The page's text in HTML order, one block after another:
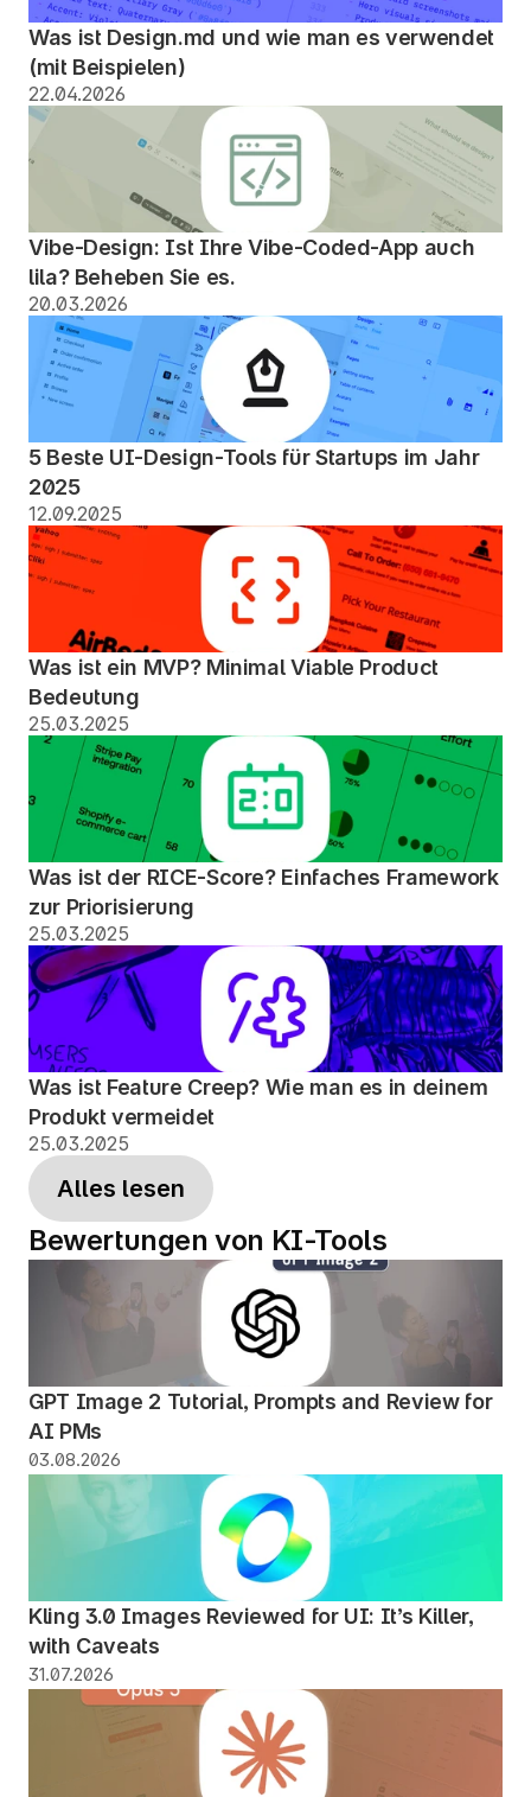
Was ist Design.md und wie man es verwendet
(mit Beispielen)
22.04.2026
Vibe-Design: Ist Ihre Vibe-Coded-App auch
lila? Beheben Sie es.
20.03.2026
5 Beste UI-Design-Tools für Startups im Jahr
2025
12.09.2025
Was ist ein MVP? Minimal Viable Product
Bedeutung
25.03.2025
Was ist der RICE-Score? Einfaches Framework
zur Priorisierung
25.03.2025
Was ist Feature Creep? Wie man es in deinem
Produkt vermeidet
25.03.2025
Alles lesen
Bewertungen von KI-Tools
GPT Image 2 Tutorial, Prompts and Review for
AI PMs
03.08.2026
Kling 3.0 Images Reviewed for UI: It’s Killer,
with Caveats
31.07.2026